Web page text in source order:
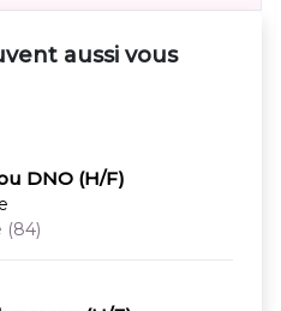
aussi vous
DNO (H/F)
(84)